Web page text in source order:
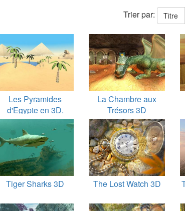
Trier par: Titre
Les Pyramides
d'Egypte en 3D.
La Chambre aux
Trésors 3D
Tiger Sharks 3D The Lost Watch 3D